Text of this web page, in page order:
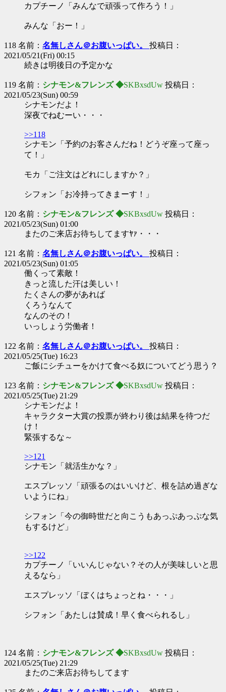
カプチーノ「みんなで頑張って作ろう！」
みんな「おー！」
118 名前： 名無しさん＠お腹いっぱい。 投稿日：
2021/05/21(Fri) 00:15
続きは明後日の予定かな
119 名前： シナモン&フレンズ ◆SKBxsdUw 投稿日：
2021/05/23(Sun) 00:59
シナモンだよ！
深夜でねむーい・・・
>>118
シナモン「予約のお客さんだね！どうぞ座って座っ
て！」
モカ「ご注文はどれにしますか？」
シフォン「お冷持ってきまーす！」
120 名前： シナモン&フレンズ ◆SKBxsdUw 投稿日：
2021/05/23(Sun) 01:00
またのご来店お待ちしてますﾔｧ・・・
121 名前： 名無しさん＠お腹いっぱい。 投稿日：
2021/05/23(Sun) 01:05
働くって素敵！
きっと流した汗は美しい！
たくさんの夢があれば
くろうなんて
なんのその！
いっしょう労働者！
122 名前： 名無しさん＠お腹いっぱい。 投稿日：
2021/05/25(Tue) 16:23
ご飯にシチューをかけて食べる奴についてどう思う？
123 名前： シナモン&フレンズ ◆SKBxsdUw 投稿日：
2021/05/25(Tue) 21:29
シナモンだよ！
キャラクター大賞の投票が終わり後は結果を待つだ
け！
緊張するな～
>>121
シナモン「就活生かな？」
エスプレッソ「頑張るのはいいけど、根を詰め過ぎな
いようにね」
シフォン「今の御時世だと向こうもあっぷあっぷな気
もするけど」
>>122
カプチーノ「いいんじゃない？その人が美味しいと思
えるなら」
エスプレッソ「ぼくはちょっとね・・・」
シフォン「あたしは賛成！早く食べられるし」
124 名前： シナモン&フレンズ ◆SKBxsdUw 投稿日：
2021/05/25(Tue) 21:29
またのご来店お待ちしてます